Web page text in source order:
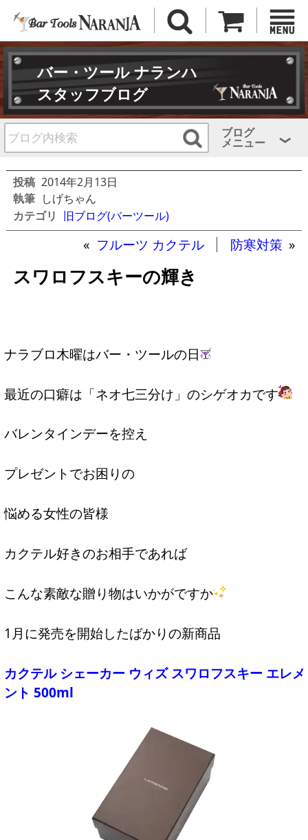
バー・ツール ナランハ
スタッフブログ
ブログ
メニュー
投稿 2014年2月13日
執筆 しげちゃん
カテゴリ 旧ブログ(バーツール)
« フルーツ カクテル 防寒対策 »
スワロフスキーの輝き
ナラブロ木曜はバー・ツールの日
最近の口癖は「ネオ七三分け」のシゲオカです
バレンタインデーを控え
プレゼントでお困りの
悩める女性の皆様
カクテル好きのお相手であれば
こんな素敵な贈り物はいかがですか
1月に発売を開始したばかりの新商品
カクテル シェーカー ウィズ スワロフスキー エレメ
ント 500ml